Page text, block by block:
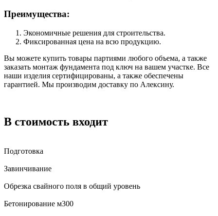
Преимущества:
Экономичные решения для строительства.
Фиксированная цена на всю продукцию.
Вы можете купить товары партиями любого объема, а также
заказать монтаж фундамента под ключ на вашем участке. Все
наши изделия сертифицированы, а также обеспечены
гарантией. Мы производим доставку по Алексину.
В стоимость входит
Подготовка
Завинчивание
Обрезка свайного поля в общий уровень
Бетонирование м300